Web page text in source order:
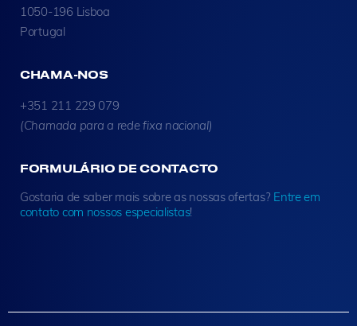
1050-196 Lisboa
Portugal
CHAMA-NOS
+351 211 229 079
(Chamada para a rede fixa nacional)
FORMULÁRIO DE CONTACTO
Gostaria de saber mais sobre as nossas ofertas? Entre em
contato com nossos especialistas!